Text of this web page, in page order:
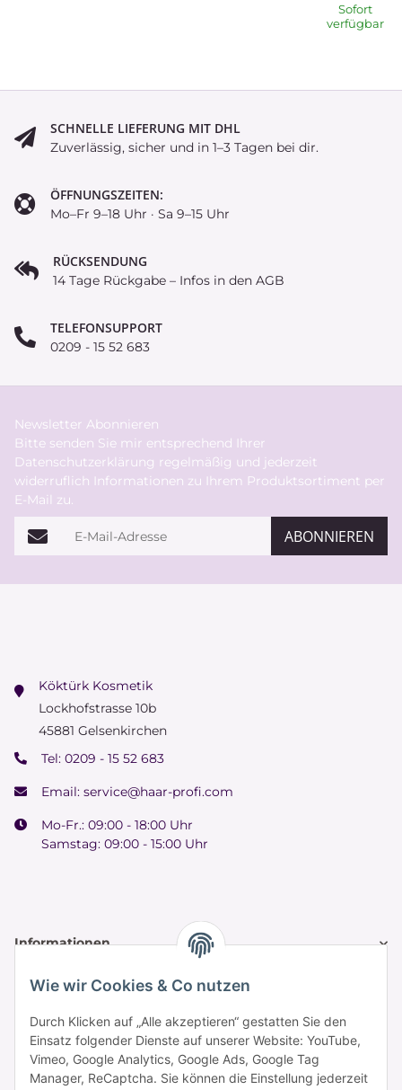
Wie wir Cookies & Co nutzen
Durch Klicken auf „Alle akzeptieren“ gestatten Sie den
Einsatz folgender Dienste auf unserer Website: YouTube,
Vimeo, Google Analytics, Google Ads, Google Tag
Manager, ReCaptcha. Sie können die Einstellung jederzeit
Sofort
verfügbar
SCHNELLE LIEFERUNG MIT DHL
Zuverlässig, sicher und in 1–3 Tagen bei dir.
ÖFFNUNGSZEITEN:
Mo–Fr 9–18 Uhr · Sa 9–15 Uhr
RÜCKSENDUNG
14 Tage Rückgabe – Infos in den AGB
TELEFONSUPPORT
0209 - 15 52 683
Newsletter Abonnieren
Bitte senden Sie mir entsprechend Ihrer
Datenschutzerklärung regelmäßig und jederzeit
widerruflich Informationen zu Ihrem Produktsortiment per
E-Mail zu.
E-Mail-Adresse ABONNIEREN
Köktürk Kosmetik
Lockhofstrasse 10b
45881 Gelsenkirchen
Tel: 0209 - 15 52 683
Email: service@haar-profi.com
Mo-Fr.: 09:00 - 18:00 Uhr
Samstag: 09:00 - 15:00 Uhr
Informationen